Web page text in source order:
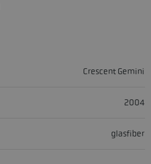
Crescent Gemini
2004
glasfiber